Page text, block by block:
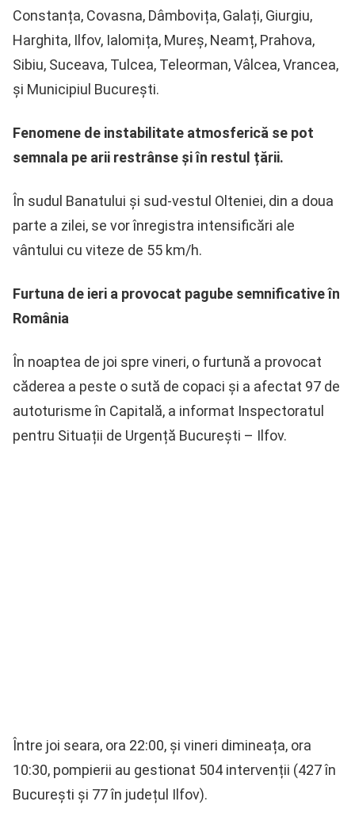
Constanța, Covasna, Dâmbovița, Galați, Giurgiu,
Harghita, Ilfov, Ialomița, Mureș, Neamț, Prahova,
Sibiu, Suceava, Tulcea, Teleorman, Vâlcea, Vrancea,
și Municipiul București.
Fenomene de instabilitate atmosferică se pot
semnala pe arii restrânse și în restul țării.
În sudul Banatului și sud-vestul Olteniei, din a doua
parte a zilei, se vor înregistra intensificări ale
vântului cu viteze de 55 km/h.
Furtuna de ieri a provocat pagube semnificative în
România
În noaptea de joi spre vineri, o furtună a provocat
căderea a peste o sută de copaci și a afectat 97 de
autoturisme în Capitală, a informat Inspectoratul
pentru Situații de Urgență București – Ilfov.
Între joi seara, ora 22:00, și vineri dimineața, ora
10:30, pompierii au gestionat 504 intervenții (427 în
București și 77 în județul Ilfov).